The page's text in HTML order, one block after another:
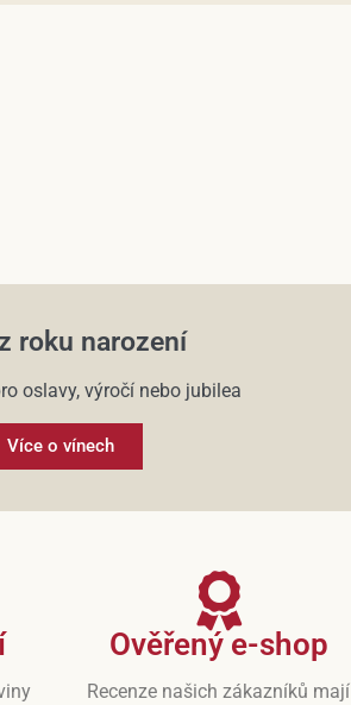
roku narození
oslavy, výročí nebo jubilea
Více o vínech
Ověřený e-shop
Recenze našich zákazníků mají